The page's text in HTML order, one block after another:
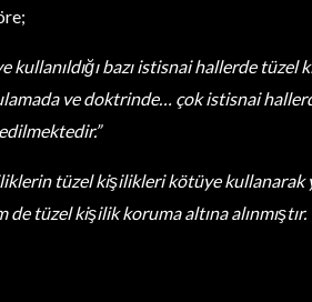
kullanıldığı bazı istisnai hallerde
ve doktrinde… çok istisnai
tüzel kişilikleri kötüye kullanarak
de tüzel kişilik koruma altına alınmıştır.